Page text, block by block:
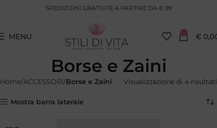
SPEDIZIONI GRATUITE A PARTIRE DA € 99
MENU 0 €
Borse e Zaini
Home ACCESSORI Borse e Zaini Visualizzazione di 4 risultati
Mostra barra laterale